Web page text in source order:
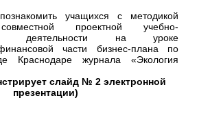
учащихся с методикой
проектной учебно-
деятельности на уроке
части бизнес-плана по
Краснодаре журнала «Экология
слайд № 2 электронной
презентации)